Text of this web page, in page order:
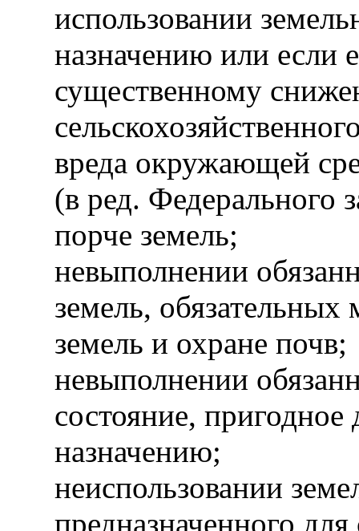
использовании
назначению или если
существенному
вреда окружающей
(в ред. Федерального
порче земель;
невыполнении
земель,
земель и охране почв;
невыполнении
состояние,
назначению;
неиспользовании
предназначенного для